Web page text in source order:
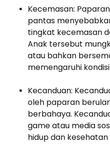
Kecemasan:
pantas
tingkat kecemasan
Anak tersebut
atau bahkan
memengaruhi
Kecanduan:
oleh paparan
berbahaya.
game atau media
hidup dan